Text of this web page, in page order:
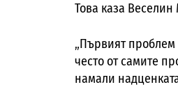
Това каза
„Първият проблем
често от самите
намали